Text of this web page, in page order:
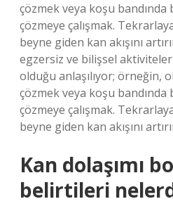
çözmek veya koşu bandında
çözmeye çalışmak.
beyne giden kan akışını
egzersiz ve bilişsel
olduğu anlaşılıyor; örneğin,
çözmek veya koşu bandında
çözmeye çalışmak.
beyne giden kan akışını
Kan dolaşımı
belirtileri